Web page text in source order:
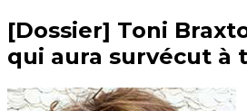
[Dossier] Toni
qui aura survécut à